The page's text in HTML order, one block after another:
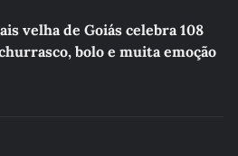
velha de Goiás celebra 108
bolo e muita emoção